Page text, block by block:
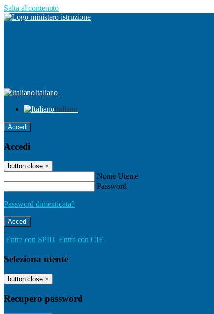
Salta al contenuto
Italiano
Italiano
Accedi
Accedi
button close ×
Nome Utente
Password
Password dimenticata?
-
Entra con SPID Entra con CIE
Seleziona utente
button close ×
Recupero password